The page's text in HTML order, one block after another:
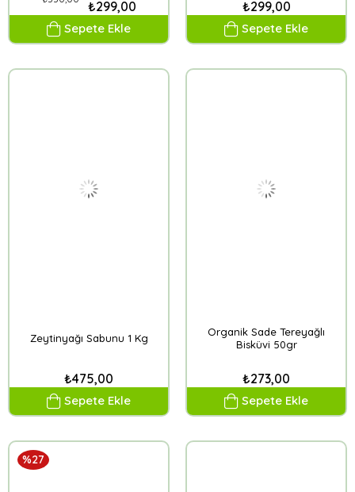
₺299,00
Sepete Ekle
₺299,00
Sepete Ekle
Zeytinyağı Sabunu 1 Kg
₺475,00
Sepete Ekle
Organik Sade Tereyağlı
Bisküvi 50gr
₺273,00
Sepete Ekle
%27